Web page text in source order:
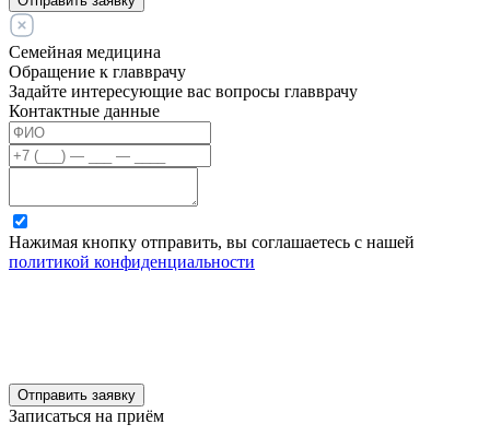
Семейная медицина
Обращение к главврачу
Задайте интересующие вас вопросы главврачу
Контактные данные
Нажимая кнопку отправить, вы соглашаетесь с нашей
политикой конфиденциальности
Отправить заявку
Записаться на приём